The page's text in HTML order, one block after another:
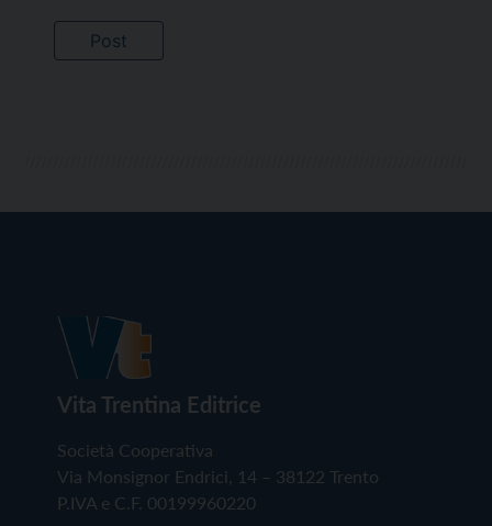
Vita Trentina Editrice
Società Cooperativa
Via Monsignor Endrici, 14 – 38122 Trento
P.IVA e C.F. 00199960220